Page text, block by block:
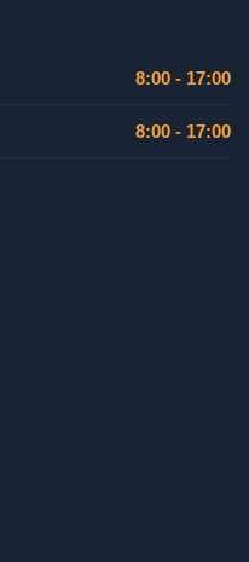
8:00 - 17:00
8:00 - 17:00